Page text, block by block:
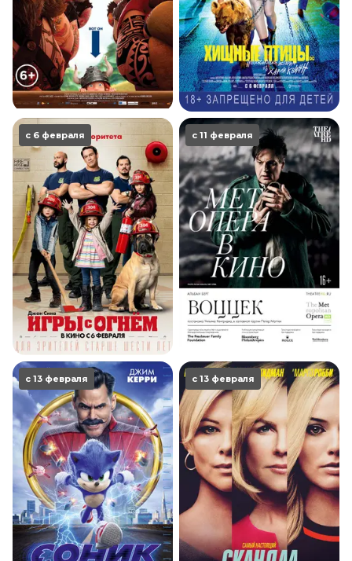
с 6 февраля с 11 февраля
с 13 февраля с 13 февраля